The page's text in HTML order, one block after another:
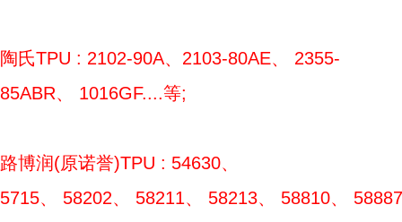
陶氏TPU : 2102-90A、2103-80AE、 2355-
85ABR、 1016GF....等;
路博润(原诺誉)TPU : 54630、
5715、 58202、 58211、 58213、 58810、